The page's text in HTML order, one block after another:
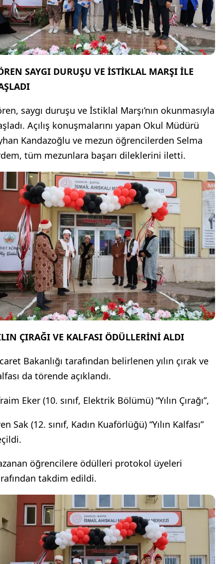
SAYGI DURUŞU VE İSTİKLAL MARŞI İLE
saygı duruşu ve İstiklal Marşı’nın okunmasıyla
Açılış konuşmalarını yapan Okul Müdürü
Kandazoğlu ve mezun öğrencilerden Selma
tüm mezunlara başarı dileklerini iletti.
ÇIRAĞI VE KALFASI ÖDÜLLERİNİ ALDI
Bakanlığı tarafından belirlenen yılın çırak ve
da törende açıklandı.
Eker (10. sınıf, Elektrik Bölümü) “Yılın Çırağı”,
Sak (12. sınıf, Kadın Kuaförlüğü) “Yılın Kalfası”
öğrencilere ödülleri protokol üyeleri
takdim edildi.